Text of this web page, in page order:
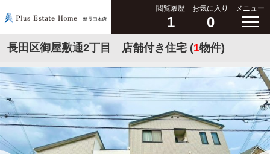
閲覧履歴
1
お気に入り
0
メニュー
長田区御屋敷通2丁目 店舗付き住宅 (1物件)